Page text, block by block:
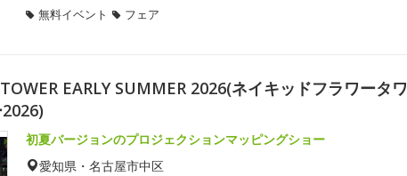
無料イベント フェア
EARLY SUMMER 2026(ネイキッドフラワータワ
初夏バージョンのプロジェクションマッピングショー
愛知県・名古屋市中区